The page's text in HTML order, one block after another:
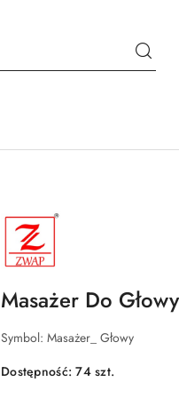
NAZWA
PRODUCENTA:
ZWAP
Masażer Do
Symbol: Masażer_ Głowy
Dostępność:74szt.